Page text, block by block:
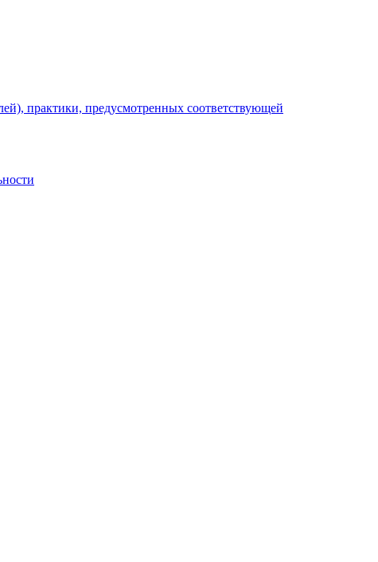
практики, предусмотренных соответствующей